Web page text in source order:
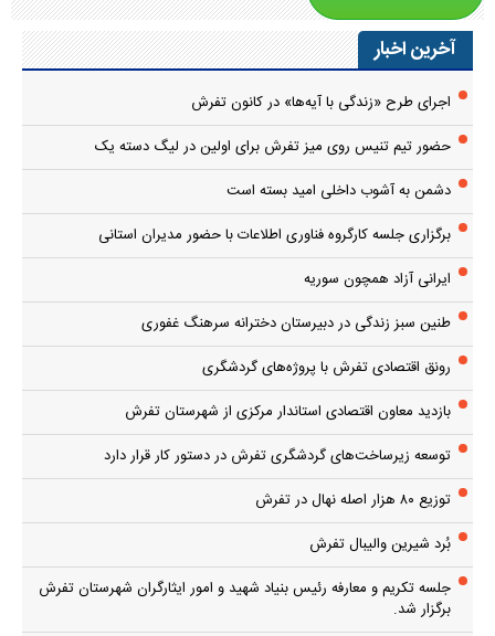
آخرین اخبار
اجرای طرح «زندگی با آیه‌ها» در کانون تفرش
حضور تیم تنیس روی میز تفرش برای اولین در لیگ دسته یک
دشمن به آشوب داخلی امید بسته است
برگزاری جلسه کارگروه فناوری اطلاعات با حضور مدیران استانی
ایرانی آزاد همچون سوریه
طنین سبز زندگی در دبیرستان دخترانه سرهنگ غفوری
رونق اقتصادی تفرش با پروژه‌های گردشگری
بازدید معاون اقتصادی استاندار مرکزی از شهرستان تفرش
توسعه زیرساخت‌های گردشگری تفرش در دستور کار قرار دارد
توزیع ۸۰ هزار اصله نهال در تفرش
بُرد شیرین والیبال تفرش
جلسه تکریم و معارفه رئیس بنیاد شهید و امور ایثارگران شهرستان تفرش
برگزار شد.